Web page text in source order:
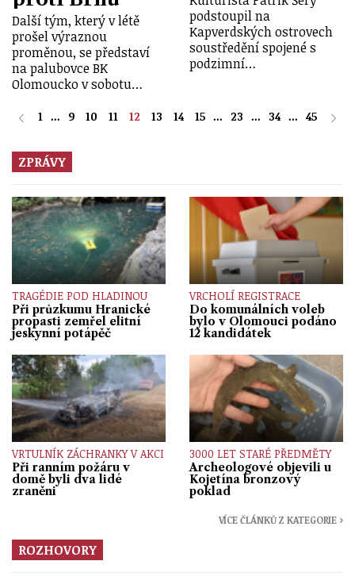
Další tým, který v létě
prošel výraznou
proměnou, se představí
na palubovce BK
Olomoucko v sobotu…
podstoupil na
Kapverdských ostrovech
soustředění spojené s
podzimní…
1 ... 9 10 11 12 13 14 15 ... 23 ... 34 ... 45
ZPRÁVY
TRAGÉDIE POD HLADINOU
Při průzkumu Hranické
propasti zemřel elitní
jeskynní potápěč
VRCHOLÍ REGISTRACE
Do komunálních voleb
bylo v Olomouci podáno
12 kandidátek
VRTULNÍK ZÁCHRANKY V AKCI
Při ranním požáru v
domě byli dva lidé
zraněni
3000 LET STARÉ PŘEDMĚTY
Archeologové objevili u
Kojetína bronzový
poklad
VÍCE ČLÁNKŮ Z KATEGORIE ›
ROZHOVORY